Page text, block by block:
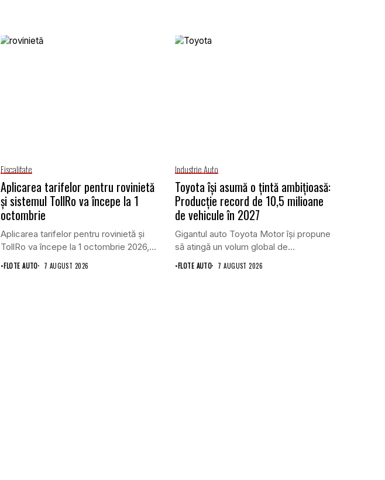
Fiscalitate
Aplicarea tarifelor pentru rovinietă
și sistemul TollRo va începe la 1
octombrie
Aplicarea tarifelor pentru rovinietă și
TollRo va începe la 1 octombrie 2026,...
•FLOTE AUTO 7 AUGUST 2026
Industrie Auto
Toyota își asumă o țintă ambițioasă:
Producție record de 10,5 milioane
de vehicule în 2027
Gigantul auto Toyota Motor își propune
să atingă un volum global de...
•FLOTE AUTO 7 AUGUST 2026